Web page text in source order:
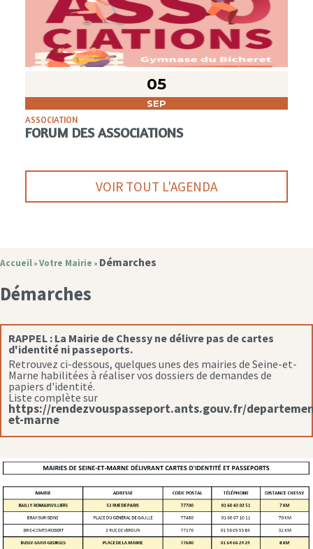
05
SEP
ASSOCIATION
FORUM DES ASSOCIATIONS
VOIR TOUT L'AGENDA
Accueil » Votre Mairie » Démarches
Démarches
RAPPEL : La Mairie de Chessy ne délivre pas de cartes
d'identité ni passeports.
Retrouvez ci-dessous, quelques unes des mairies de Seine-et-
Marne habilitées à réaliser vos dossiers de demandes de
papiers d'identité.
Liste complète sur
https://rendezvouspasseport.ants.gouv.fr/
et-marne